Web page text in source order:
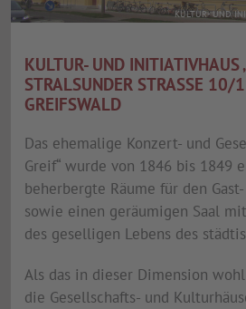
KULTUR- UND
KULTUR- UND INITIATIVHAUS
STRALSUNDER STRASSE 10/
REIFSWALD
Das ehemalige Konzert- und
Greif“ wurde von 1846 bis 1849
beherbergte Räume für den
sowie einen geräumigen Saal
des geselligen Lebens des
Als das in dieser Dimension
die Gesellschafts- und